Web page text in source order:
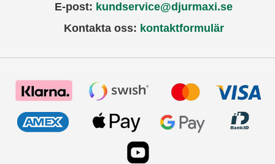
E-post: kundservice@djurmaxi.se
Kontakta oss: kontaktformulär